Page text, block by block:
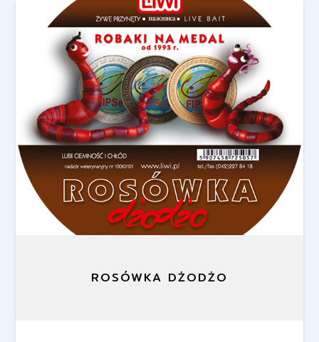
ROSÓWKA DŻODŻO